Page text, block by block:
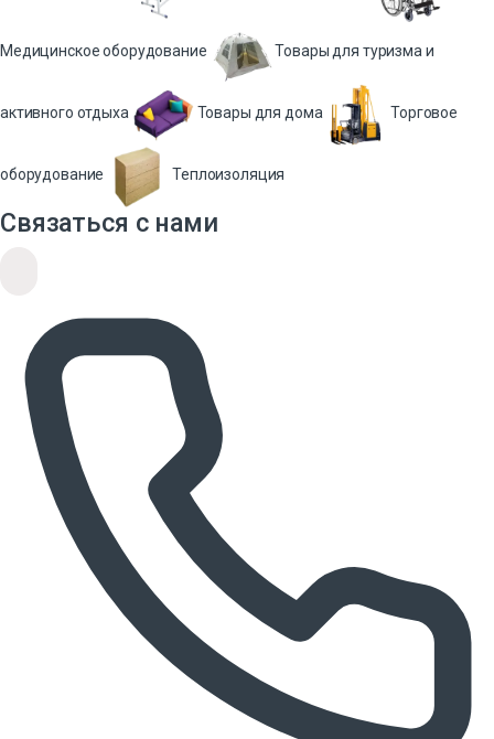
Медицинское оборудование Товары для туризма и
активного отдыха Товары для дома Торговое
оборудование Теплоизоляция
Связаться с нами